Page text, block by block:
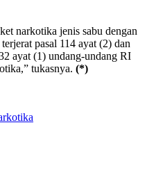
narkotika jenis sabu dengan
pasal 114 ayat (2) dan
ayat (1) undang-undang RI
tukasnya. (*)